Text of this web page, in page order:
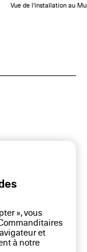
Vue de l'installation au
», vous
et
à notre